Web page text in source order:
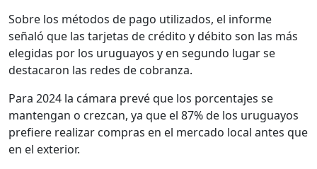
Sobre los métodos de pago utilizados, el informe
señaló que las tarjetas de crédito y débito son las más
elegidas por los uruguayos y en segundo lugar se
destacaron las redes de cobranza.
Para 2024 la cámara prevé que los porcentajes se
mantengan o crezcan, ya que el 87% de los uruguayos
prefiere realizar compras en el mercado local antes que
en el exterior.